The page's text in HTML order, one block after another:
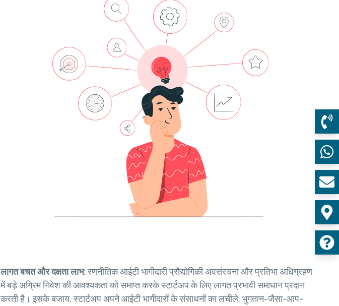
लागत बचत और दक्षता लाभ:रणनीतिक आईटी भागीदारी प्रौद्योगिकी अवसंरचना और प्रतिभा अधिग्रहण
में बड़े अग्रिम निवेश की आवश्यकता को समाप्त करके स्टार्टअप के लिए लागत प्रभावी समाधान प्रदान
करती है। इसके बजाय, स्टार्टअप अपने आईटी भागीदारों के संसाधनों का लचीले, भुगतान-जैसा-आप-